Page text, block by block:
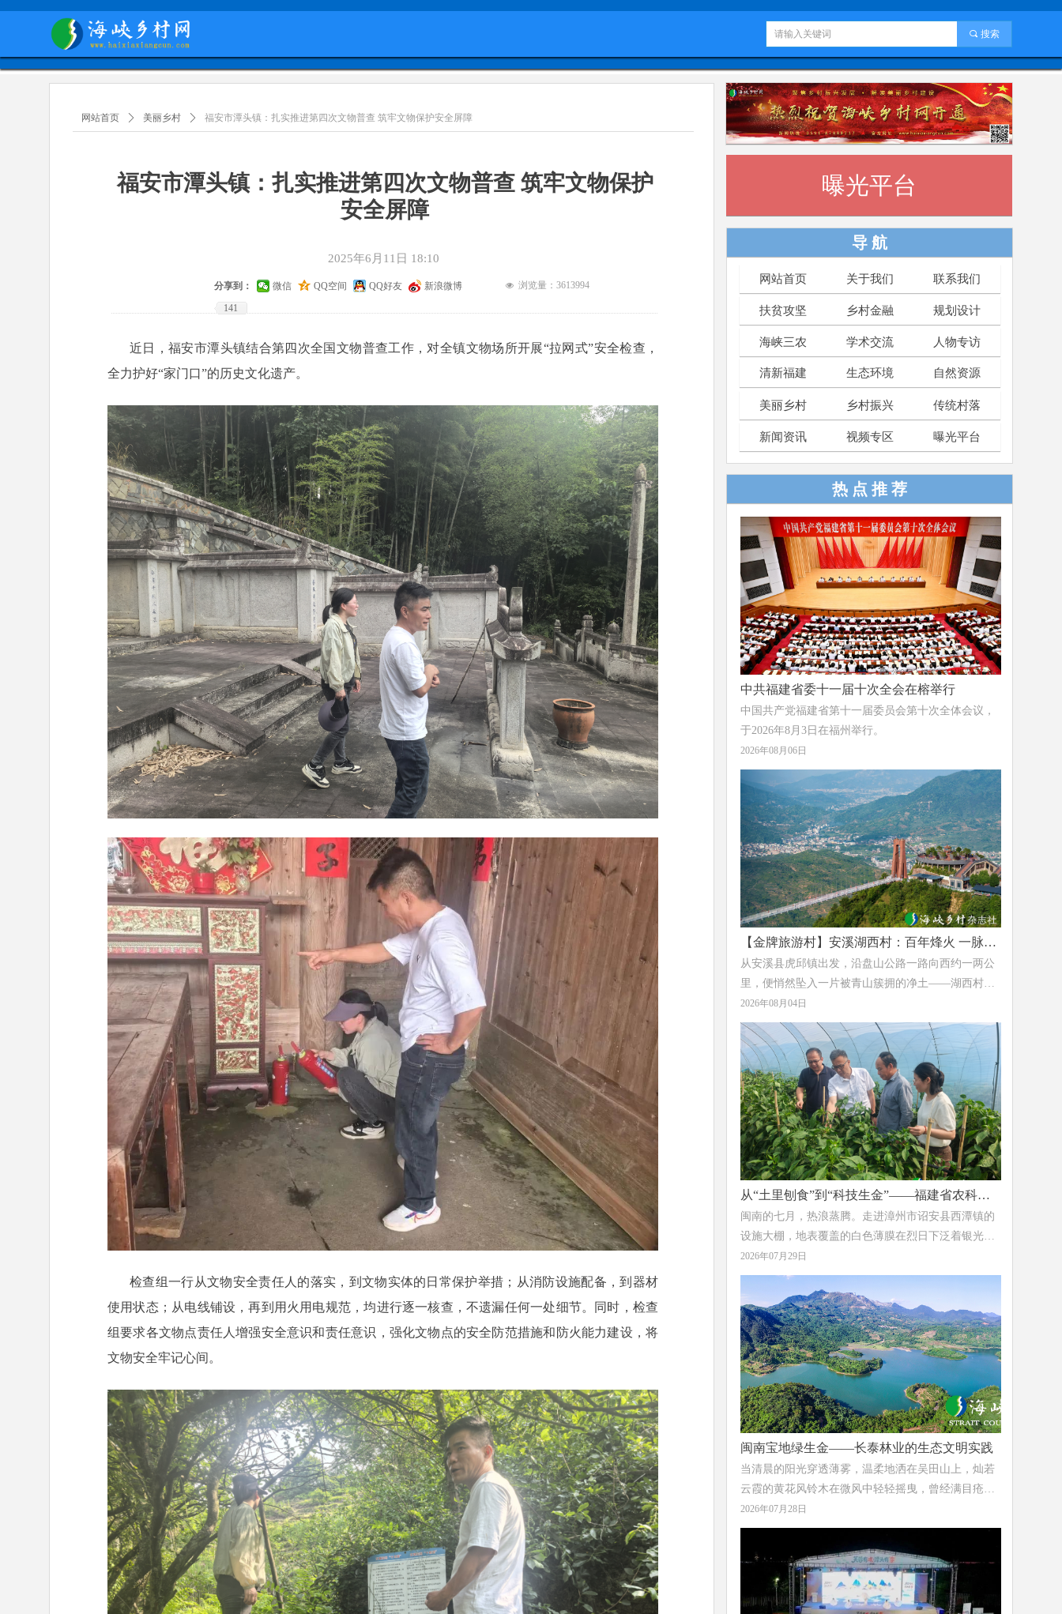
끠 搜索
近日，福安市潭头镇结合第四次全国文物普查工作，对全镇文物场所开展“拉网式”安全检查，
全力护好“家门口”的历史文化遗产。
检查组一行从文物安全责任人的落实，到文物实体的日常保护举措；从消防设施配备，到器材
使用状态；从电线铺设，再到用火用电规范，均进行逐一核查，不遗漏任何一处细节。同时，检查
组要求各文物点责任人增强安全意识和责任意识，强化文物点的安全防范措施和防火能力建设，将
文物安全牢记心间。
网站首页 ꄲ 美丽乡村 ꄲ 福安市潭头镇：扎实推进第四次文物普查 筑牢文物保护安全屏障
福安市潭头镇：扎实推进第四次文物普查 筑牢文物保护
安全屏障
2025年6月11日 18:10
分享到： 微信 QQ空间 QQ好友
新浪微博
141
넶 浏览量：3613994
导 航
扶贫攻坚 乡村金融 规划设计
海峡三农 学术交流 人物专访
清新福建 生态环境 自然资源
网站首页 关于我们 联系我们
美丽乡村 乡村振兴 传统村落
新闻资讯 视频专区 曝光平台
热 点 推 荐
中共福建省委十一届十次全会在榕举行
中国共产党福建省第十一届委员会第十次全体会议，
于2026年8月3日在福州举行。
2026年08月06日
【金牌旅游村】安溪湖西村：百年烽火 一脉茶
香
从安溪县虎邱镇出发，沿盘山公路一路向西约一两公
里，便悄然坠入一片被青山簇拥的净土——湖西村。
这里层峦叠翠，溪水潺潺，清冽的草木香气沁人心
脾。这个距镇政府仅1.6公里的小村落，于2023年获评
福建省“金牌旅游村”，正以它独有的方式，完成着一
场从红色热土到茶香田园的诗意蜕变。
2026年08月04日
从“土里刨食”到“科技生金”——福建省农科院
亚热所为辣椒产业装上“绿色芯片”
闽南的七月，热浪蒸腾。走进漳州市诏安县西潭镇的
设施大棚，地表覆盖的白色薄膜在烈日下泛着银光，
膜下土壤温度持续攀升，一场无声的“土壤革命”正在
这里上演。
2026年07月29日
闽南宝地绿生金——长泰林业的生态文明实践
当清晨的阳光穿透薄雾，温柔地洒在吴田山上，灿若
云霞的黄花风铃木在微风中轻轻摇曳，曾经满目疮痍
的废弃矿山，已蝶变为“蓝湖嵌林海”的生态画卷；当
千年古樟的树荫下溪流潺潺、游人漫步，这座千年古
县的历史文脉正与绿水青山一同延续；当林下砂仁在
天然荫蔽中悄然生长、花农在智能温室里采收出口海
外的切花菊，“绿水青山就是金山银山”的理念在这片
土地上结出丰硕的果实。
2026年07月28日
曝光平台